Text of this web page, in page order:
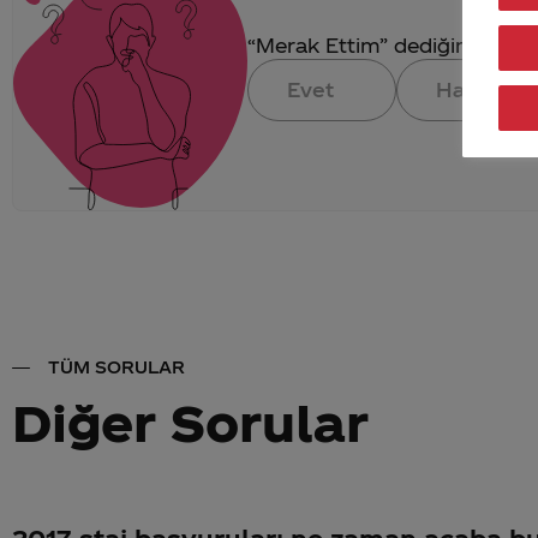
“Merak Ettim” dediğin
Evet
Hayır
TÜM SORULAR
Diğer Sorular